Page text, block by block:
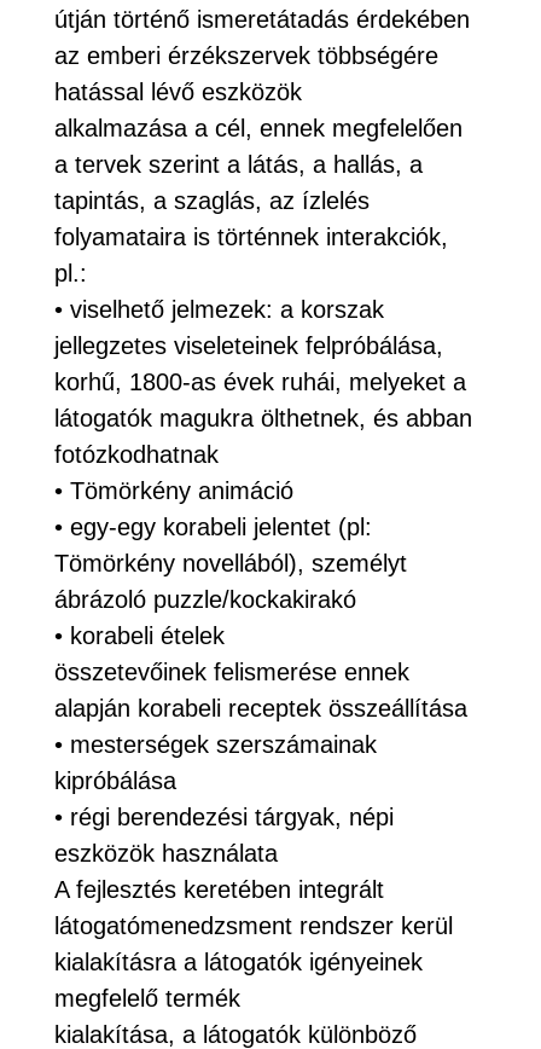
útján történő ismeretátadás érdekében
az emberi érzékszervek többségére
hatással lévő eszközök
alkalmazása a cél, ennek megfelelően
a tervek szerint a látás, a hallás, a
tapintás, a szaglás, az ízlelés
folyamataira is történnek interakciók,
pl.:
• viselhető jelmezek: a korszak
jellegzetes viseleteinek felpróbálása,
korhű, 1800-as évek ruhái, melyeket a
látogatók magukra ölthetnek, és abban
fotózkodhatnak
• Tömörkény animáció
• egy-egy korabeli jelentet (pl:
Tömörkény novellából), személyt
ábrázoló puzzle/kockakirakó
• korabeli ételek
összetevőinek felismerése ennek
alapján korabeli receptek összeállítása
• mesterségek szerszámainak
kipróbálása
• régi berendezési tárgyak, népi
eszközök használata
A fejlesztés keretében integrált
látogatómenedzsment rendszer kerül
kialakításra a látogatók igényeinek
megfelelő termék
kialakítása, a látogatók különböző